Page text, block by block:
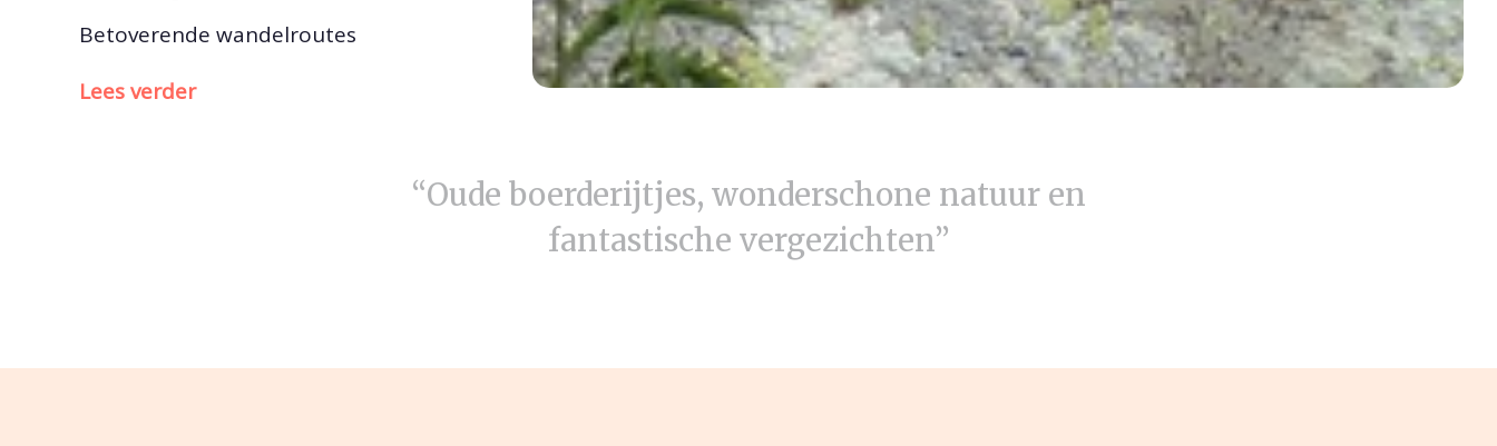
Betoverende wandelroutes
Lees verder
“Oude boerderijtjes, wonderschone natuur en
fantastische vergezichten”